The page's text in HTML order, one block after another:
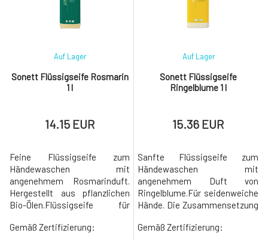
Sonett Flüssigseife Rosmarin
1 l
Auf Lager
14.15 EUR
Feine Flüssigseife zum
Händewaschen mit
angenehmem Rosmarinduft.
Hergestellt aus pflanzlichen
Bio-Ölen.Flüssigseife für
Haut und umweltfreundlich.
Gemäß Zertifizierung:
Sonett Flüssigseife
Ringelblume 1 l
Auf Lager
15.36 EUR
Sanfte Flüssigseife zum
Händewaschen mit
angenehmem Duft von
Ringelblume.Für seidenweiche
Hände. Die Zusammensetzung
Olivenöl reizt die Haut nicht
Gemäß Zertifizierung: